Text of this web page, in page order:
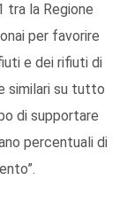
tra la Regione
per favorire
e dei rifiuti di
similari su tutto
di supportare
percentuali di